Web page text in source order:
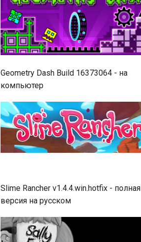
Geometry Dash Build 16373064 - на
компьютер
Slime Rancher v1.4.4.win.hotfix - полная
версия на русском